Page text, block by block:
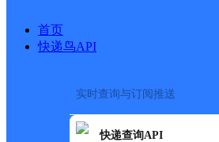
首页
快递鸟API
实时查询与订阅推送
快递查询API